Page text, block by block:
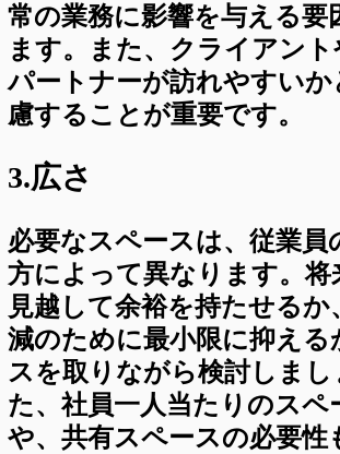
常の業務に影響を与える要
ます。また、クライアン
パートナーが訪れやすい
慮することが重要です。
3.広さ
必要なスペースは、従業員
方によって異なります。将
見越して余裕を持たせるか
減のために最小限に抑える
スを取りながら検討しまし
た、社員一人当たりのスペ
や、共有スペースの必要性